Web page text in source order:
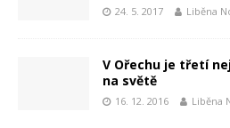
24. 5. 2017 Liběna
V Ořechu je třetí
na světě
16. 12. 2016 Liběna